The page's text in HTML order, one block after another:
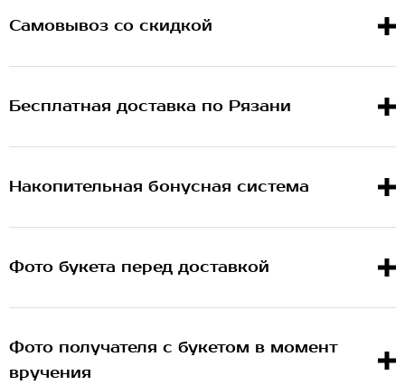
Самовывоз со скидкой
Бесплатная доставка по Рязани
Накопительная бонусная система
Фото букета перед доставкой
Фото получателя с букетом в момент
вручения